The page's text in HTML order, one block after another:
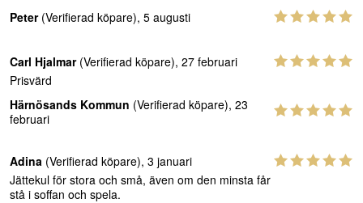
Peter(Verifierad köpare), 5 augusti
Carl Hjalmar(Verifierad köpare), 27 februari
Prisvärd
Härnösands Kommun (Verifierad köpare), 23
februari
Adina (Verifierad köpare), 3 januari
Jättekul för stora och små, även om den minsta får
stå i soffan och spela.